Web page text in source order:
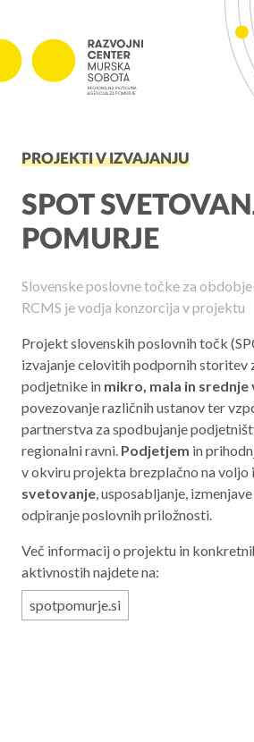
Projekti v izvajanju
Zaključeni projekti
PODJETNIŠTVO
SPOT
Invest Pomurje
PONI
REGIONALNI
Aktualno programsko obdobje
Obmejna problemska območja
O NAS
NAŠE STORITVE
REGIJA
PROJEKTI V IZVAJANJU
SPOT
POMURJE
Slovenske poslovne točke za
RCMS je vodja konzorcija v projektu
Projekt slovenskih poslovnih točk
izvajanje celovitih podpornih storitev
podjetnike in mikro, mala in
povezovanje različnih ustanov ter
partnerstva za spodbujanje
regionalni ravni. Podjetjem in
v okviru projekta brezplačno na voljo
svetovanje, usposabljanje,
odpiranje poslovnih priložnosti.
Več informacij o projektu in
aktivnostih najdete na:
spotpomurje.si